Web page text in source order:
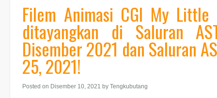
Filem Animasi CGI My
ditayangkan di Saluran
Disember 2021 dan Saluran
25, 2021!
Posted on Disember 10, 2021 by Tengkubutang